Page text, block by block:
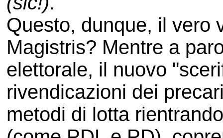
Questo, dunque, il vero
Magistris? Mentre a
elettorale, il nuovo
rivendicazioni dei
metodi di lotta